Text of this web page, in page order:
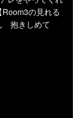
の見れる
しめて